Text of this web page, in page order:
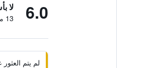
6.0 لا
13 من التقييمات تم التحقق منها
لم يتم